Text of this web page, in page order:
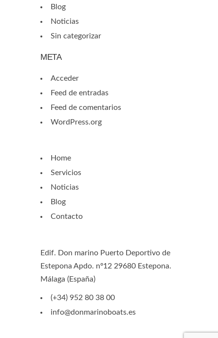
Blog
Noticias
Sin categorizar
META
Acceder
Feed de entradas
Feed de comentarios
WordPress.org
Home
Servicios
Noticias
Blog
Contacto
Edif. Don marino Puerto Deportivo de
Estepona Apdo. nº12 29680 Estepona.
Málaga (España)
(+34) 952 80 38 00
info@donmarinoboats.es